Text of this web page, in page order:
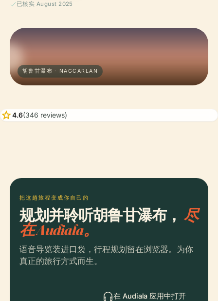
已核实 August 2025
胡鲁甘瀑布 · NAGCARLAN
star4.6(346 reviews)
把这趟旅程变成你自己的
规划并聆听胡鲁甘瀑布， 尽
在 Audiala。
语音导览装进口袋，行程规划留在浏览器。为你
真正的旅行方式而生。
在 Audiala 应用中打开